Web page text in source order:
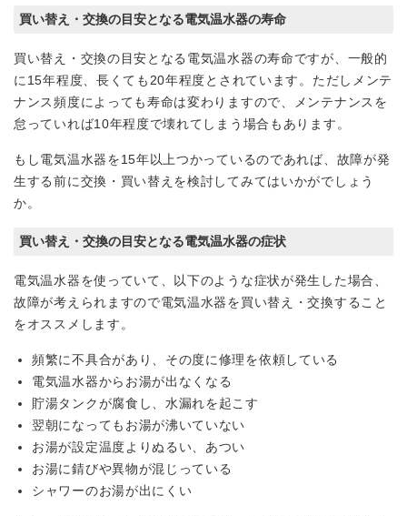
買い替え・交換の目安となる電気温水器の寿命
買い替え・交換の目安となる電気温水器の寿命ですが、一般的
に15年程度、長くても20年程度とされています。ただしメンテ
ナンス頻度によっても寿命は変わりますので、メンテナンスを
怠っていれば10年程度で壊れてしまう場合もあります。
もし電気温水器を15年以上つかっているのであれば、故障が発
生する前に交換・買い替えを検討してみてはいかがでしょう
か。
買い替え・交換の目安となる電気温水器の症状
電気温水器を使っていて、以下のような症状が発生した場合、
故障が考えられますので電気温水器を買い替え・交換すること
をオススメします。
頻繁に不具合があり、その度に修理を依頼している
電気温水器からお湯が出なくなる
貯湯タンクが腐食し、水漏れを起こす
翌朝になってもお湯が沸いていない
お湯が設定温度よりぬるい、あつい
お湯に錆びや異物が混じっている
シャワーのお湯が出にくい